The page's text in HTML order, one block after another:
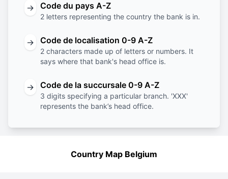
→ Code du pays A-Z
2 letters representing the country the bank is in.
→ Code de localisation 0-9 A-Z
2 characters made up of letters or numbers. It
says where that bank's head office is.
→ Code de la succursale 0-9 A-Z
3 digits specifying a particular branch. 'XXX'
represents the bank’s head office.
Country Map Belgium